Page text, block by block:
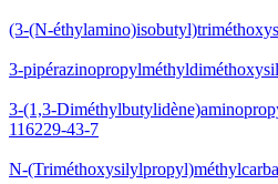
(3-(N-
3-
3-(1,3-
116229-43-7
N-